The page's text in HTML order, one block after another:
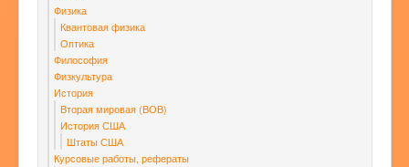
Физика
Квантовая физика
Оптика
Философия
Физкультура
История
Вторая мировая (ВОВ)
История США
Штаты США
Курсовые работы, рефераты